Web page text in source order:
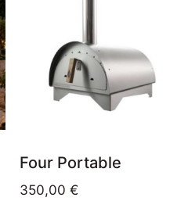
Four Portable
350,00 €